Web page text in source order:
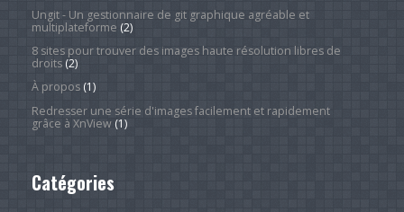
Ungit - Un gestionnaire de git graphique agréable et
multiplateforme (2)
8 sites pour trouver des images haute résolution libres de
droits(2)
À propos(1)
Redresser une série d'images facilement et rapidement
grâce à XnView(1)
Catégories